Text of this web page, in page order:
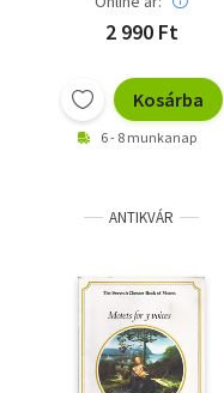
2 990 Ft
Kosárba
6 - 8 munkanap
ANTIKVÁR